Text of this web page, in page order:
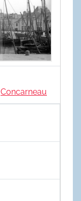
Concarneau